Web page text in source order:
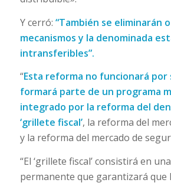
Y cerró: “También se eliminarán
mecanismos y la denominada
intransferibles”.
“Esta reforma no funcionará por
formará parte de un programa
integrado por la reforma del
‘grillete fiscal’, la reforma del
y la reforma del mercado de
“El ‘grillete fiscal’ consistirá en
permanente que garantizará que